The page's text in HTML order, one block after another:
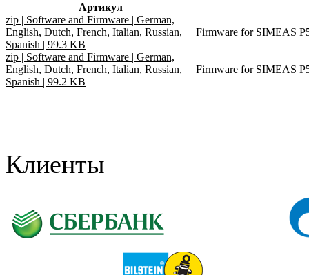
Артикул
zip | Software and Firmware | German,
English, Dutch, French, Italian, Russian,
Spanish | 99.3 KB
Firmware for SIMEAS
zip | Software and Firmware | German,
English, Dutch, French, Italian, Russian,
Spanish | 99.2 KB
Firmware for SIMEAS
Клиенты